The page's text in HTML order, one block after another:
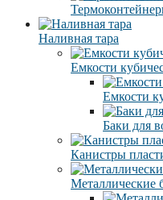
Наливная тара
Емкости
Емкости
Баки для
Канистры
Металлические